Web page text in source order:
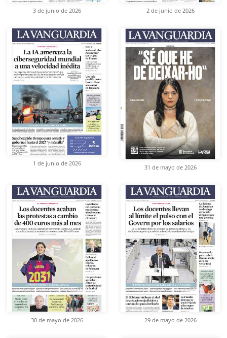
3 de junio de 2026 2 de junio de 2026
1 de junio de 2026
31 de mayo de 2026
30 de mayo de 2026 29 de mayo de 2026